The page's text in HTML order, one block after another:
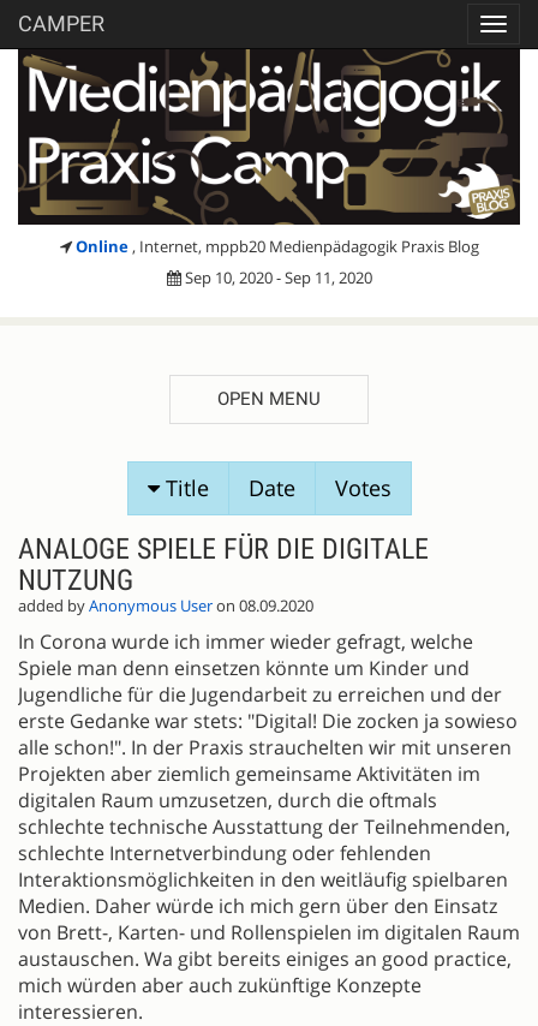
CAMPER
Online , Internet, mppb20 Medienpädagogik Praxis Blog
Sep 10, 2020 - Sep 11, 2020
OPEN MENU
Title Date Votes
ANALOGE SPIELE FÜR DIE DIGITALE
NUTZUNG
added byAnonymous Useron 08.09.2020
In Corona wurde ich immer wieder gefragt, welche
Spiele man denn einsetzen könnte um Kinder und
Jugendliche für die Jugendarbeit zu erreichen und der
erste Gedanke war stets: "Digital! Die zocken ja sowieso
alle schon!". In der Praxis strauchelten wir mit unseren
Projekten aber ziemlich gemeinsame Aktivitäten im
digitalen Raum umzusetzen, durch die oftmals
schlechte technische Ausstattung der Teilnehmenden,
schlechte Internetverbindung oder fehlenden
Interaktionsmöglichkeiten in den weitläufig spielbaren
Medien. Daher würde ich mich gern über den Einsatz
von Brett-, Karten- und Rollenspielen im digitalen Raum
austauschen. Wa gibt bereits einiges an good practice,
mich würden aber auch zukünftige Konzepte
interessieren.